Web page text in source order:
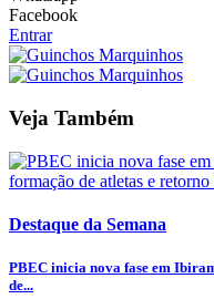
Facebook
Entrar
Veja Também
Destaque da Semana
PBEC inicia nova fase em
de...